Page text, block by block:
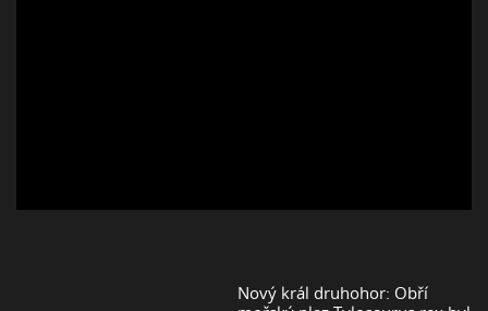
Nový král druhohor: Obří